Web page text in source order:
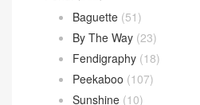
Dior Caro (15)
Dior Groove
(1)
Dior Saddle
(1)
DIOR TOUJOURS
Lady D-Joy(26)